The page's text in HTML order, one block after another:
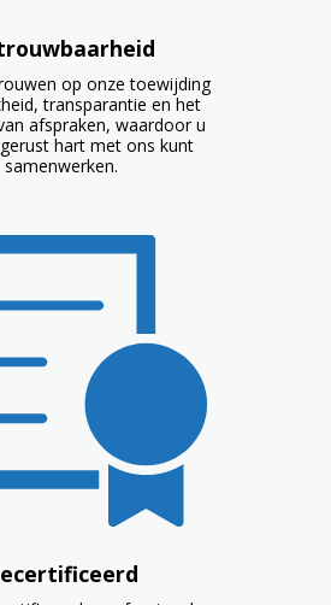
op onze toewijding
transparantie en het
afspraken, waardoor u
hart met ons kunt
samenwerken.